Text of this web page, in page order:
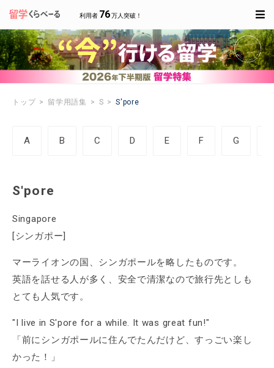
利用者 76万人突破！
トップ 留学用語集 S S'pore
A B C D E F G
S'pore
Singapore
[シンガポー]
マーライオンの国、シンガポールを略したものです。
英語を話せる人が多く、安全で清潔なので旅行先としも
とても人気です。
"I live in S'pore for a while. It was great fun!"
「前にシンガポールに住んでたんだけど、すっごい楽し
かった！」